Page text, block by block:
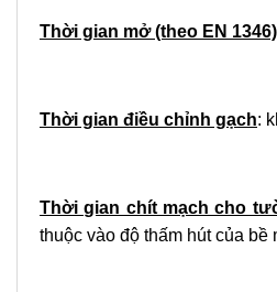
Thời gian mở (theo EN 1346)
Thời gian điều chỉnh gạch:
Thời gian chít mạch cho
thuộc vào độ thấm hút của bề